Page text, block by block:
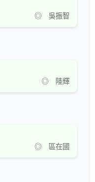
◎ 吳振智
◎ 陸輝
◎ 區在國